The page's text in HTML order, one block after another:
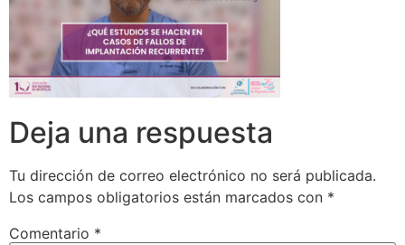
Deja una respuesta
Tu dirección de correo electrónico no será publicada.
Los campos obligatorios están marcados con *
Comentario *